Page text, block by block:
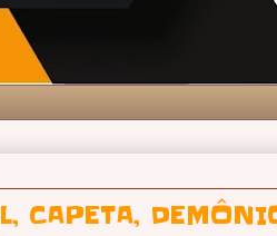
CAPETA,